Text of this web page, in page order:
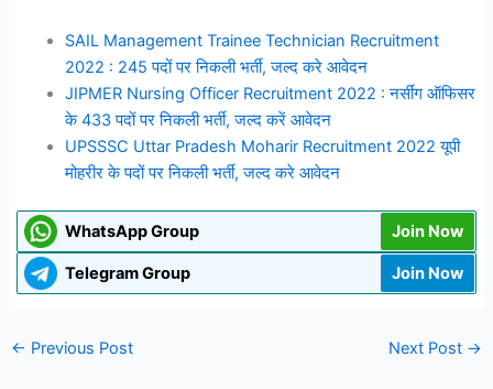
SAIL Management Trainee Technician Recruitment
2022 : 245 पदों पर निकली भर्ती, जल्द करे आवेदन
JIPMER Nursing Officer Recruitment 2022 : नर्सींग ऑफिसर
के 433 पदों पर निकली भर्ती, जल्द करें आवेदन
UPSSSC Uttar Pradesh Moharir Recruitment 2022 यूपी
मोहरीर के पदों पर निकली भर्ती, जल्द करे आवेदन
WhatsApp Group Join Now
Telegram Group Join Now
← Previous Post Next Post →